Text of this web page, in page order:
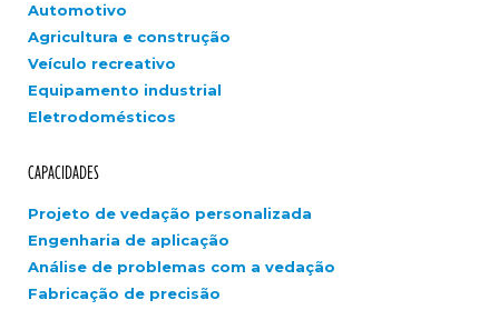
Automotivo
Agricultura e construção
Veículo recreativo
Equipamento industrial
Eletrodomésticos
CAPACIDADES
Projeto de vedação personalizada
Engenharia de aplicação
Análise de problemas com a vedação
Fabricação de precisão